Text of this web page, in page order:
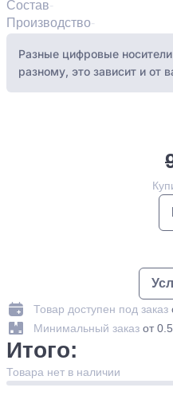
Состав
Производство
Разные цифровые
разному, это зависит и от
Товар доступен под заказ
Минимальный заказ от
Итого:
Товара нет в наличии